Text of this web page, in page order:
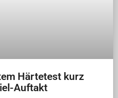
Härtetest kurz
Auftakt